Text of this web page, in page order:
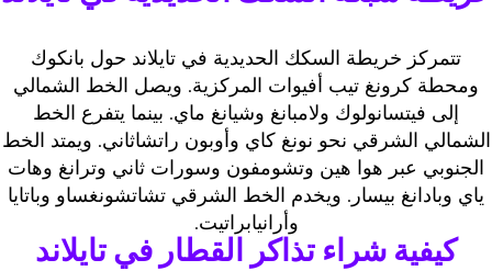
تتمركز خريطة السكك الحديدية في تايلاند حول بانكوك
ومحطة كرونغ تيب أفيوات المركزية. ويصل الخط الشمالي
إلى فيتسانولوك ولامبانغ وشيانغ ماي. بينما يتفرع الخط
الشمالي الشرقي نحو نونغ كاي وأوبون راتشاثاني. ويمتد الخط
الجنوبي عبر هوا هين وتشومفون وسورات ثاني وترانغ وهات
ياي وبادانغ بيسار. ويخدم الخط الشرقي تشاتشونغساو وباتايا
وأرانيابراتيت.
كيفية شراء تذاكر القطار في تايلاند